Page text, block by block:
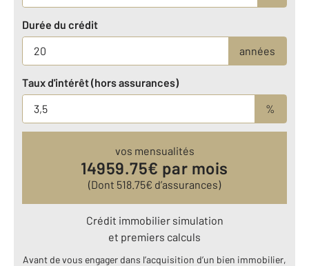
Durée du crédit
années
Taux d'intérêt (hors assurances)
%
vos mensualités
14959.75€ par mois
(Dont 518.75€ d’assurances)
Crédit immobilier simulation
et premiers calculs
Avant de vous engager dans l’acquisition d’un bien immobilier,